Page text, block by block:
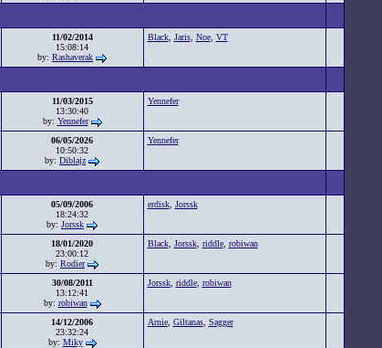
11/02/2014
15:08:14
by: Rashaverak
Black, Jaris, Noe, VT
11/03/2015
13:30:40
by: Yennefer
Yennefer
06/05/2026
10:50:32
by: Diblajz
Yennefer
05/09/2006
18:24:32
by: Jorssk
erdisk, Jorssk
18/01/2020
23:00:12
by: Rodier
Black, Jorssk, riddle, robiwan
30/08/2011
13:12:41
by: robiwan
Jorssk, riddle, robiwan
14/12/2006
23:32:24
by: Miky
Arnie, Giltanas, Sagger